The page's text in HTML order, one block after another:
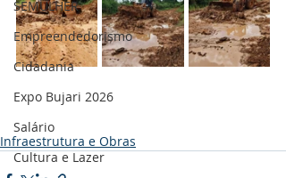
SEMULHER
Empreendedorismo
Cidadania
Expo Bujari 2026
Salário
Cultura e Lazer
Infraestrutura e Obras